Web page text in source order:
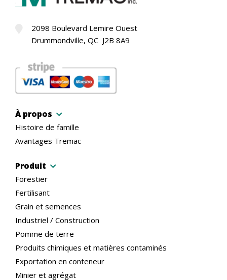
2098 Boulevard Lemire Ouest
Drummondville, QC J2B 8A9
À propos
Histoire de famille
Avantages Tremac
Produit
Forestier
Fertilisant
Grain et semences
Industriel / Construction
Pomme de terre
Produits chimiques et matières contaminés
Exportation en conteneur
Minier et agrégat